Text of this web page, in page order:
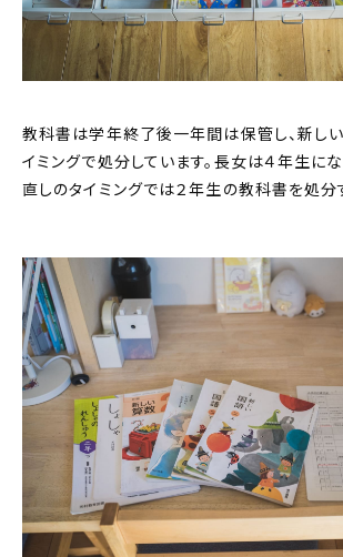
教科書は学年終了後一年間は保管し、新し
イミングで処分しています。長女は４年生に
直しのタイミングでは２年生の教科書を処分